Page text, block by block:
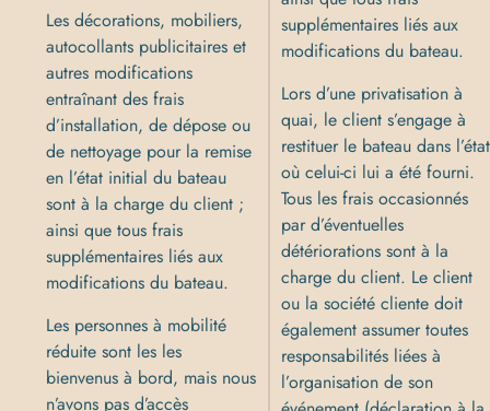
Les décorations, mobiliers,
autocollants publicitaires et
autres modifications
entraînant des frais
d’installation, de dépose ou
de nettoyage pour la remise
en l’état initial du bateau
sont à la charge du client ;
ainsi que tous frais
supplémentaires liés aux
modifications du bateau.
Les personnes à mobilité
réduite sont les les
bienvenus à bord, mais nous
n’avons pas d’accès
supplémentaires liés aux
modifications du bateau.
Lors d’une privatisation à
quai, le client s’engage à
restituer le bateau dans l’état
où celui-ci lui a été fourni.
Tous les frais occasionnés
par d’éventuelles
détériorations sont à la
charge du client. Le client
ou la société cliente doit
également assumer toutes
responsabilités liées à
l’organisation de son